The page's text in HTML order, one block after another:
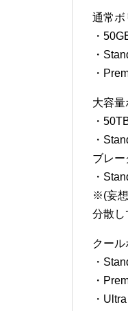
通常ボ
・
・
・
大容量
・
・
ブレー
・
※(妄
分散し
クー
・
・
・